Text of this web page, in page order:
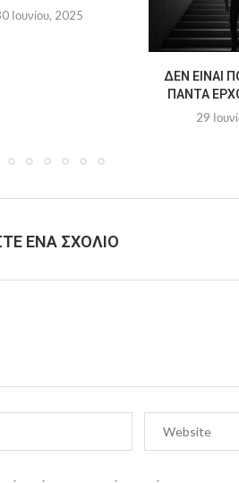
Ιουνίου, 2025
ΔΕΝ ΕΊΝΑΙ
ΠΆΝΤΑ
29
ΈΝΑ ΣΧΌΛΙΟ